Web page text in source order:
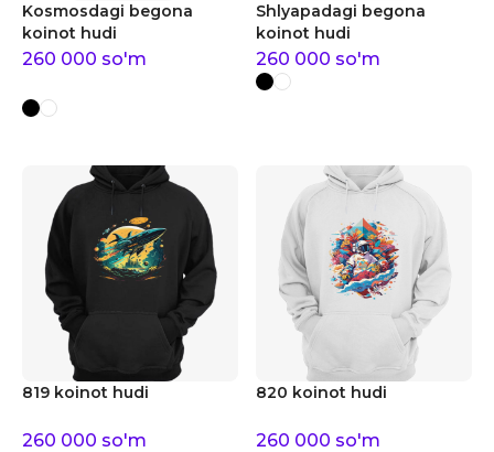
Kosmosdagi begona
koinot hudi
260 000 so'm
Shlyapadagi begona
koinot hudi
260 000 so'm
819 koinot hudi
260 000 so'm
820 koinot hudi
260 000 so'm